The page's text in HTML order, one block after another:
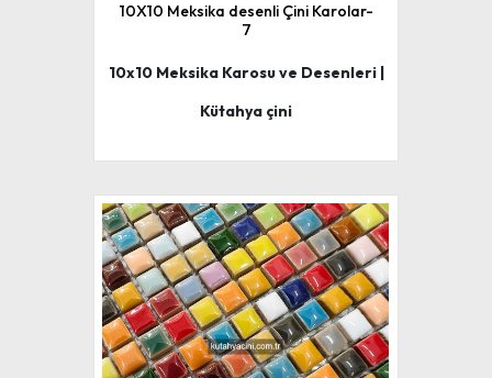
10X10 Meksika desenli Çini Karolar-
7
10x10 Meksika Karosu ve Desenleri |
Kütahya çini